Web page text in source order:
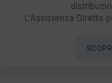
L'Assistenza Diretta